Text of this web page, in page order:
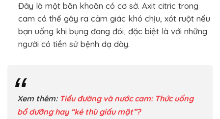
Đây là một băn khoăn có cơ sở. Axit citric trong
cam có thể gây ra cảm giác khó chịu, xót ruột nếu
bạn uống khi bụng đang đói, đặc biệt là với những
người có tiền sử bệnh dạ dày.
Xem thêm: Tiểu đường và nước cam: Thức uống
bổ dưỡng hay “kẻ thù giấu mặt”?